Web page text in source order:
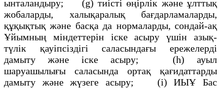
ынталандыру; (g) тиісті өңірлік және ұлттық
жобаларды, халықаралық бағдарламаларды,
құқықтық және басқа да нормаларды, сондай-ақ
Ұйымның міндеттерін іске асыру үшін азық-
түлік қауіпсіздігі саласындағы ережелерді
дамыту және іске асыру; (h) ауыл
шаруашылығы саласында ортақ қағидаттарды
дамыту және жүзеге асыру; (і) ИЫҰ Бас